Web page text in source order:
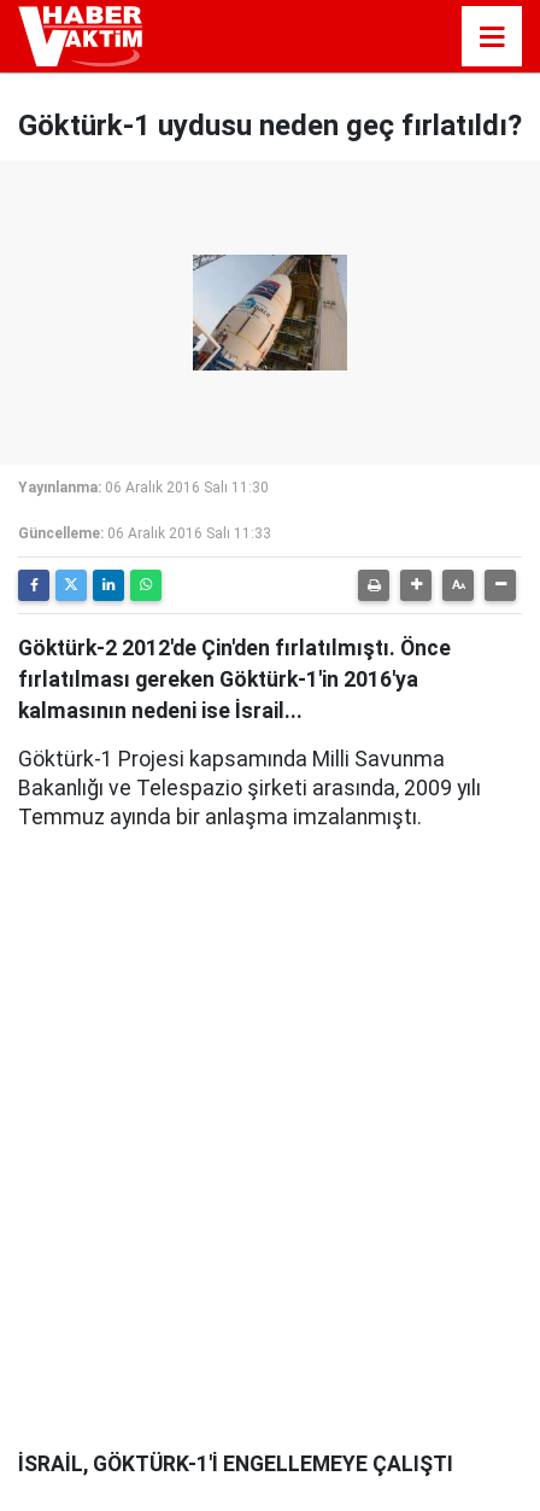
Göktürk-1 uydusu neden geç fırlatıldı?
Yayınlanma: 06 Aralık 2016 Salı 11:30
Güncelleme: 06 Aralık 2016 Salı 11:33
Göktürk-2 2012'de Çin'den fırlatılmıştı. Önce
fırlatılması gereken Göktürk-1'in 2016'ya
kalmasının nedeni ise İsrail...
Göktürk-1 Projesi kapsamında Milli Savunma
Bakanlığı ve Telespazio şirketi arasında, 2009 yılı
Temmuz ayında bir anlaşma imzalanmıştı.
İSRAİL, GÖKTÜRK-1'İ ENGELLEMEYE ÇALIŞTI